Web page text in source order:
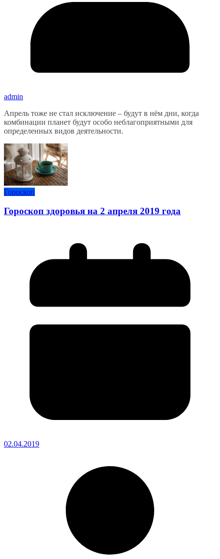
admin
Апрель тоже не стал исключение – будут в нём дни, когда
комбинации планет будут особо неблагоприятными для
определенных видов деятельности.
Гороскоп
Гороскоп здоровья на 2 апреля 2019 года
02.04.2019